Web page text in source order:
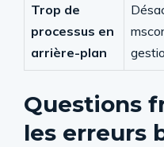
Trop de
processus en
arrière-plan
Questions
les erreurs